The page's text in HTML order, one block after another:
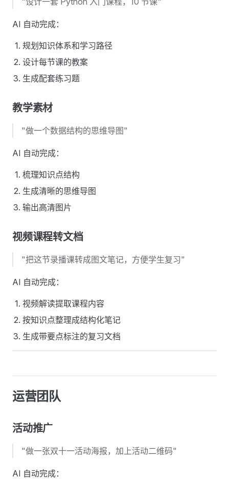
AI 自动完成：
规划知识体系和学习路径
设计每节课的教案
生成配套练习题
教学素材
"做一个数据结构的思维导图"
AI 自动完成：
梳理知识点结构
生成清晰的思维导图
输出高清图片
视频课程转文档
"把这节录播课转成图文笔记，方便学生复习"
AI 自动完成：
视频解读提取课程内容
按知识点整理成结构化笔记
生成带要点标注的复习文档
运营团队
活动推广
"做一张双十一活动海报，加上活动二维码"
AI 自动完成：